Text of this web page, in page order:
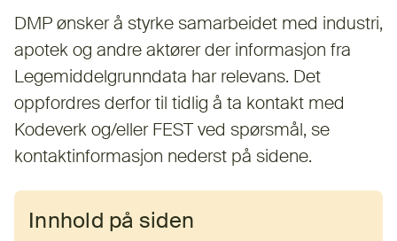
DMP ønsker å styrke samarbeidet med industri,
apotek og andre aktører der informasjon fra
Legemiddelgrunndata har relevans. Det
oppfordres derfor til tidlig å ta kontakt med
Kodeverk og/eller FEST ved spørsmål, se
kontaktinformasjon nederst på sidene.
Innhold på siden